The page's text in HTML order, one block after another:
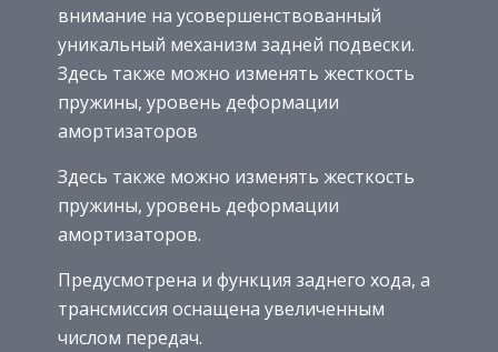
внимание на усовершенствованный
уникальный механизм задней подвески.
Здесь также можно изменять жесткость
пружины, уровень деформации
амортизаторов
Здесь также можно изменять жесткость
пружины, уровень деформации
амортизаторов.
Предусмотрена и функция заднего хода, а
трансмиссия оснащена увеличенным
числом передач.